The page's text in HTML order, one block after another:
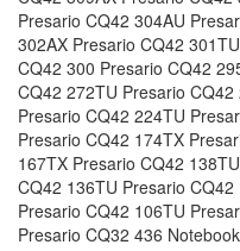
Presario CQ42 304AU
302AX Presario CQ42
CQ42 300 Presario CQ42
CQ42 272TU Presario
Presario CQ42 224TU
Presario CQ42 174TX
167TX Presario CQ42
CQ42 136TU Presario
Presario CQ42 106TU
Presario CQ32 436